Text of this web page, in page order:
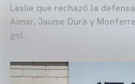
Leslie que rechazó la
Aimar, Jaume Durà y
gol.